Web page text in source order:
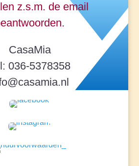
z.s.m. de email
CasaMia
036-5378358